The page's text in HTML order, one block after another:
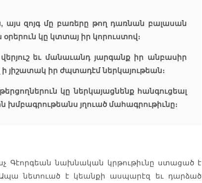
այս զոյգ մը բառերը թող դառնան բալասան
օրերուն կը կտտայ իր կորուստով։
եւ մանաւանդ յարգանք իր անբասիր
յիշատակ իր ժպտադէմ ներկայութեան։
կը ներկայացնենք հանգուցեալ
խմբագրութեանս յղուած մահագրութիւնը։
Գէորգեան նախնական կրթութիւնը ստացած է
Ապա նետուած է կեանքի ասպարէզ եւ դարձած